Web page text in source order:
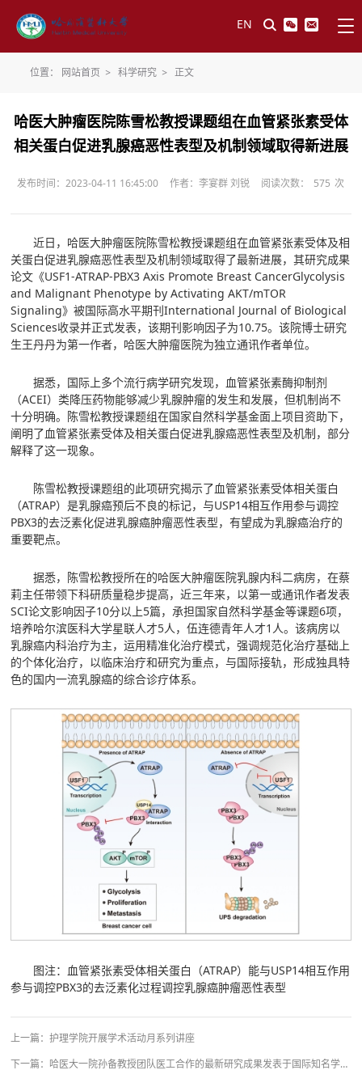
EN
位置： 网站首页 > 科学研究 > 正文
哈医大肿瘤医院陈雪松教授课题组在血管紧张素受体
相关蛋白促进乳腺癌恶性表型及机制领域取得新进展
发布时间：2023-04-11 16:45:00 作者：李宴群 刘锐 阅读次数： 575 次
近日，哈医大肿瘤医院陈雪松教授课题组在血管紧张素受体及相
关蛋白促进乳腺癌恶性表型及机制领域取得了最新进展，其研究成果
论文《USF1-ATRAP-PBX3 Axis Promote Breast CancerGlycolysis
and Malignant Phenotype by Activating AKT/mTOR
Signaling》被国际高水平期刊International Journal of Biological
Sciences收录并正式发表，该期刊影响因子为10.75。该院博士研究
生王丹丹为第一作者，哈医大肿瘤医院为独立通讯作者单位。
据悉，国际上多个流行病学研究发现，血管紧张素酶抑制剂
（ACEI）类降压药物能够减少乳腺肿瘤的发生和发展，但机制尚不
十分明确。陈雪松教授课题组在国家自然科学基金面上项目资助下，
阐明了血管紧张素受体及相关蛋白促进乳腺癌恶性表型及机制，部分
解释了这一现象。
陈雪松教授课题组的此项研究揭示了血管紧张素受体相关蛋白
（ATRAP）是乳腺癌预后不良的标记，与USP14相互作用参与调控
PBX3的去泛素化促进乳腺癌肿瘤恶性表型，有望成为乳腺癌治疗的
重要靶点。
据悉，陈雪松教授所在的哈医大肿瘤医院乳腺内科二病房，在蔡
莉主任带领下科研质量稳步提高，近三年来，以第一或通讯作者发表
SCI论文影响因子10分以上5篇，承担国家自然科学基金等课题6项，
培养哈尔滨医科大学星联人才5人，伍连德青年人才1人。该病房以
乳腺癌内科治疗为主，运用精准化治疗模式，强调规范化治疗基础上
的个体化治疗，以临床治疗和研究为重点，与国际接轨，形成独具特
色的国内一流乳腺癌的综合诊疗体系。
图注：血管紧张素受体相关蛋白（ATRAP）能与USP14相互作用
参与调控PBX3的去泛素化过程调控乳腺癌肿瘤恶性表型
上一篇：护理学院开展学术活动月系列讲座
下一篇： 哈医大一院孙备教授团队医工合作的最新研究成果发表于国际知名学术期刊《Chemical Engineering Journal》